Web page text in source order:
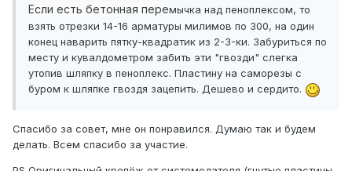
Если есть бетонная перемычка над пеноплексом, то
взять отрезки 14-16 арматуры милимов по 300, на один
конец наварить пятку-квадратик из 2-3-ки. Забуриться по
месту и кувалдометром забить эти "гвозди" слегка
утопив шляпку в пеноплекс. Пластину на саморезы с
буром к шляпке гвоздя зацепить. Дешево и сердито.
Спасибо за совет, мне он понравился. Думаю так и будем
делать. Всем спасибо за участие.